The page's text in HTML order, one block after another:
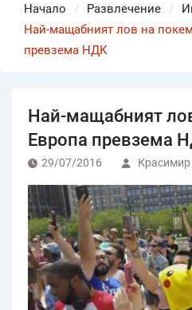
Начало Развлечение
Най-мащабният лов на
превзема НДК
Най-мащабният
Европа превзема
29/07/2016